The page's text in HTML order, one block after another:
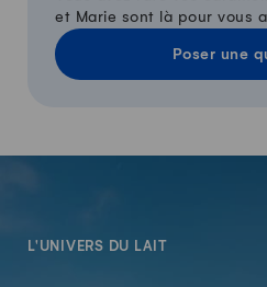
et Marie sont là pour vous
Poser une
L'UNIVERS DU LAIT